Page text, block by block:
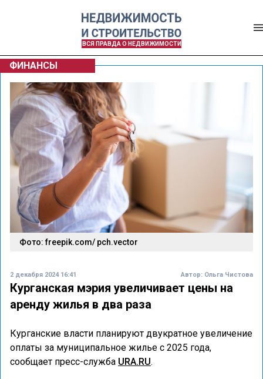
ВСЯ ПРАВДА О НЕДВИЖИМОСТИ
ФИНАНСЫ
Фото: freepik.com/ pch.vector
2 декабря 2024 16:41 Автор: Ольга Чистова
Курганская мэрия увеличивает цены на
аренду жилья в два раза
Курганские власти планируют двукратное увеличение
оплаты за муниципальное жилье с 2025 года,
сообщает пресс-служба URA.RU.